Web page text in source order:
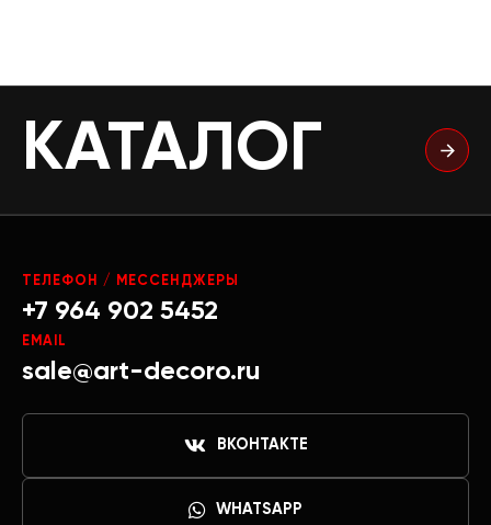
КАТАЛОГ
ТЕЛЕФОН / МЕССЕНДЖЕРЫ
+7 964 902 5452
EMAIL
sale@art-decoro.ru
ВКОНТАКТЕ
WHATSAPP